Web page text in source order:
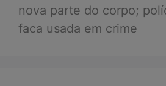
nova parte do corpo;
faca usada em crime